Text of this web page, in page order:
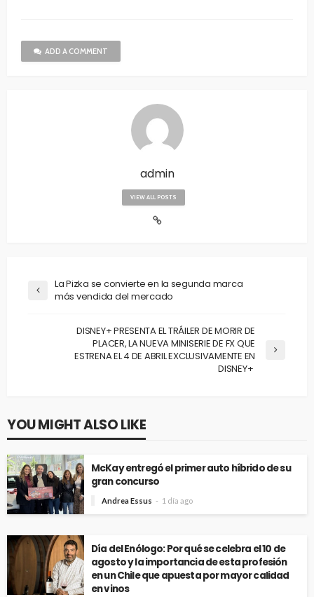
ADD A COMMENT
admin
VIEW ALL POSTS
La Pizka se convierte en la segunda marca
más vendida del mercado
DISNEY+ PRESENTA EL TRÁILER DE MORIR DE
PLACER, LA NUEVA MINISERIE DE FX QUE
ESTRENA EL 4 DE ABRIL EXCLUSIVAMENTE EN
DISNEY+
YOU MIGHT ALSO LIKE
McKay entregó el primer auto híbrido de su
gran concurso
Andrea Essus 1 día ago
Día del Enólogo: Por qué se celebra el 10 de
agosto y la importancia de esta profesión
en un Chile que apuesta por mayor calidad
en vinos